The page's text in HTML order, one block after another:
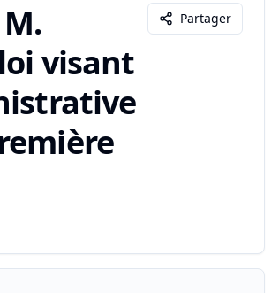
visant
Partager